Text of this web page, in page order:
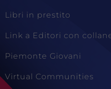
Libri in prestito
Link a Editori con
Piemonte Giovani
Virtual Communities